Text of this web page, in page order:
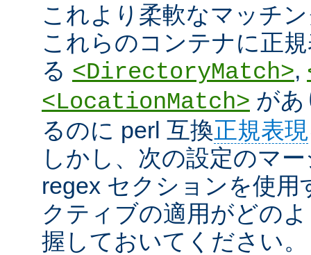
これより柔軟なマッチ
これらのコンテナに正
る <DirectoryMatch>,
<LocationMatch> があ
るのに perl 互換正規表現
しかし、次の設定のマ
regex セクションを使
クティブの適用がどの
握しておいてください。